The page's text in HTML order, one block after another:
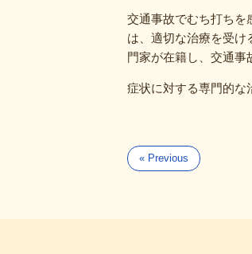
交通事故でむち打ちを
は、適切な治療を受け
門家が在籍し、交通事
症状に対する専門的な
« Previous